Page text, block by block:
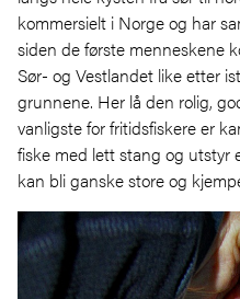
kommersielt i Norge og har
siden de første menneskene
Sør- og Vestlandet like etter
grunnene. Her lå den rolig,
vanligste for fritidsfiskere er
fiske med lett stang og utstyr
kan bli ganske store og